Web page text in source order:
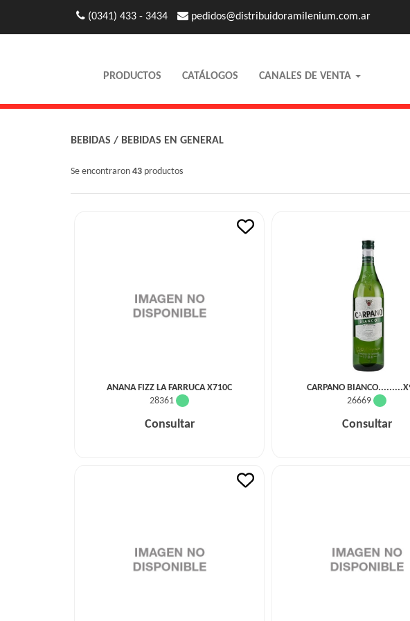
(0341) 433 - 3434 pedidos@distribuidoramilenium.com.ar
PRODUCTOS CATÁLOGOS CANALES DE VENTA
BEBIDAS / BEBIDAS EN GENERAL
Se encontraron 43 productos
ANANA FIZZ LA FARRUCA X710C
28361
Consultar
CARPANO
26669
Consultar